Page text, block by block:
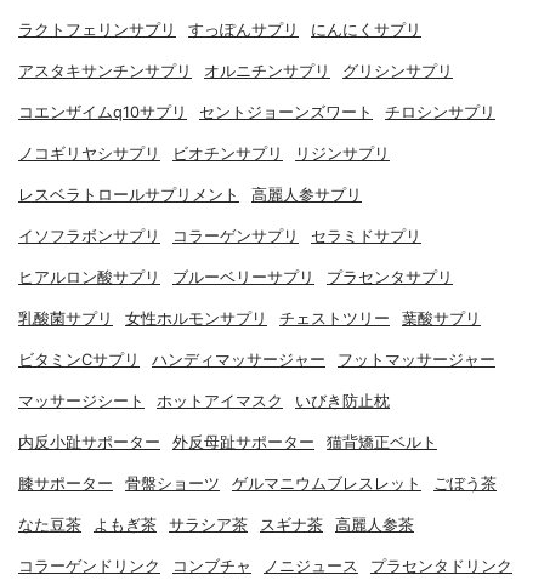
ラクトフェリンサプリ すっぽんサプリ にんにくサプリ
アスタキサンチンサプリ オルニチンサプリ グリシンサプリ
コエンザイムq10サプリ セントジョーンズワート チロシンサプリ
ノコギリヤシサプリ ビオチンサプリ リジンサプリ
レスベラトロールサプリメント 高麗人参サプリ
イソフラボンサプリ コラーゲンサプリ セラミドサプリ
ヒアルロン酸サプリ ブルーベリーサプリ プラセンタサプリ
乳酸菌サプリ 女性ホルモンサプリ チェストツリー 葉酸サプリ
ビタミンCサプリ ハンディマッサージャー フットマッサージャー
マッサージシート ホットアイマスク いびき防止枕
内反小趾サポーター 外反母趾サポーター 猫背矯正ベルト
膝サポーター 骨盤ショーツ ゲルマニウムブレスレット ごぼう茶
なた豆茶 よもぎ茶 サラシア茶 スギナ茶 高麗人参茶
コラーゲンドリンク コンブチャ ノニジュース プラセンタドリンク